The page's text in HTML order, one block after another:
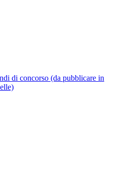
di concorso (da pubblicare in